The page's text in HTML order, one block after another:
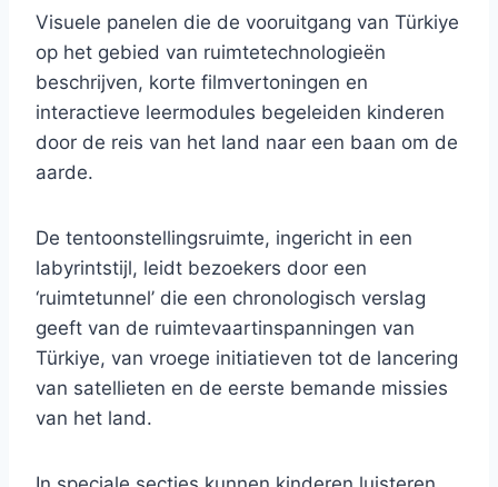
Visuele panelen die de vooruitgang van Türkiye
op het gebied van ruimtetechnologieën
beschrijven, korte filmvertoningen en
interactieve leermodules begeleiden kinderen
door de reis van het land naar een baan om de
aarde.
De tentoonstellingsruimte, ingericht in een
labyrintstijl, leidt bezoekers door een
‘ruimtetunnel’ die een chronologisch verslag
geeft van de ruimtevaartinspanningen van
Türkiye, van vroege initiatieven tot de lancering
van satellieten en de eerste bemande missies
van het land.